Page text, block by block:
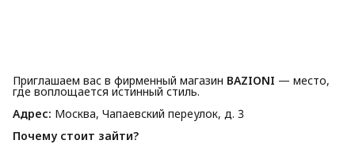
Приглашаем вас в фирменный магазин BAZIONI — место,
где воплощается истинный стиль.
Адрес: Москва, Чапаевский переулок, д. 3
Почему стоит зайти?